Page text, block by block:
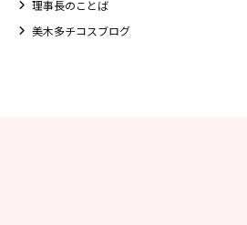
理事長のことば
美木多チコスブログ